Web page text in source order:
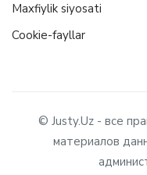
Maxfiylik siyosati
Cookie-fayllar
© Justy.Uz - все
материалов